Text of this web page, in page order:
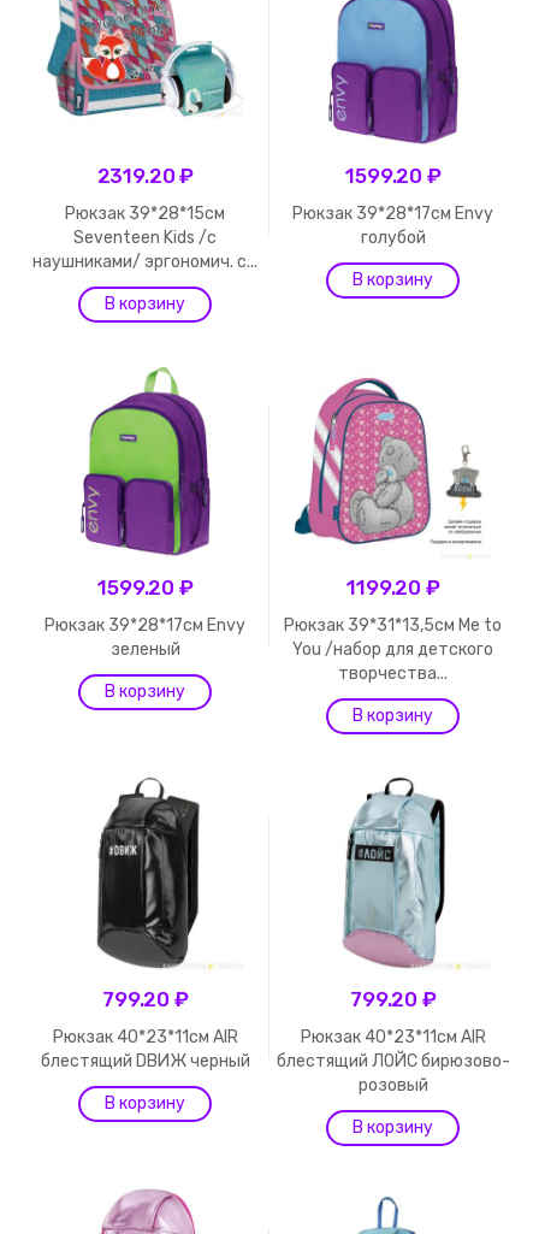
2319.20 ₽
Рюкзак 39*28*15см
Seventeen Kids /с
наушниками/ эргономич. с...
1599.20 ₽
Рюкзак 39*28*17см Envy
голубой
1599.20 ₽
Рюкзак 39*28*17см Envy
зеленый
1199.20 ₽
Рюкзак 39*31*13,5см Me to
You /набор для детского
творчества...
799.20 ₽
Рюкзак 40*23*11см AIR
блестящий DВИЖ черный
799.20 ₽
Рюкзак 40*23*11см AIR
блестящий ЛОЙС бирюзово-
розовый